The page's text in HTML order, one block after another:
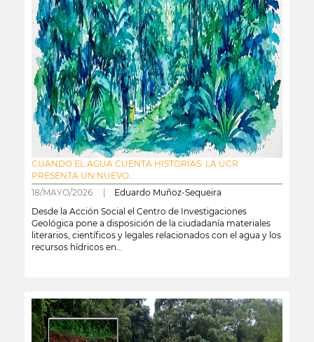
CUANDO EL AGUA CUENTA HISTORIAS: LA UCR
PRESENTA UN NUEVO...
18/MAYO/2026 | Eduardo Muñoz-Sequeira
Desde la Acción Social el Centro de Investigaciones
Geológica pone a disposición de la ciudadanía materiales
literarios, científicos y legales relacionados con el agua y los
recursos hídricos en...